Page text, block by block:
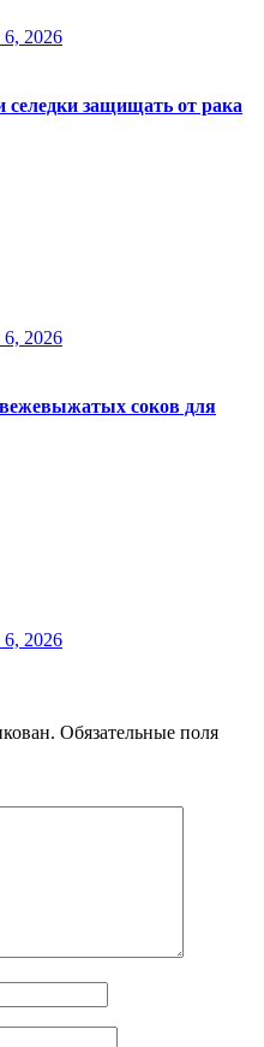
2026
селедки защищать от рака
2026
соков для
2026
Обязательные поля